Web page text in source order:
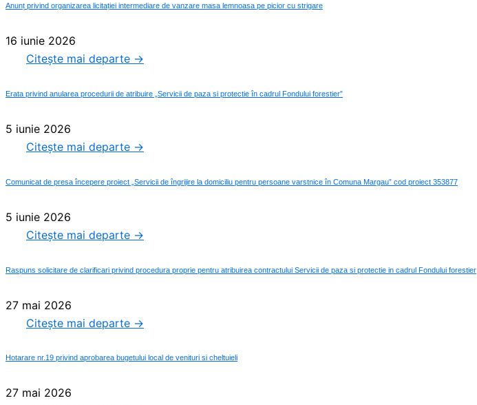
Anunț privind organizarea licitației intermediare de vanzare masa lemnoasa pe picior cu strigare
16 iunie 2026
Citește mai departe →
Erata privind anularea procedurii de atribuire „Servicii de paza si protectie în cadrul Fondului forestier”
5 iunie 2026
Citește mai departe →
Comunicat de presa începere proiect „Servicii de îngrijire la domiciliu pentru persoane varstnice în Comuna Margau” cod proiect 353877
5 iunie 2026
Citește mai departe →
Raspuns solicitare de clarificari privind procedura proprie pentru atribuirea contractului Servicii de paza si protectie in cadrul Fondului forestier
27 mai 2026
Citește mai departe →
Hotarare nr.19 privind aprobarea bugetului local de venituri si cheltuieli
27 mai 2026